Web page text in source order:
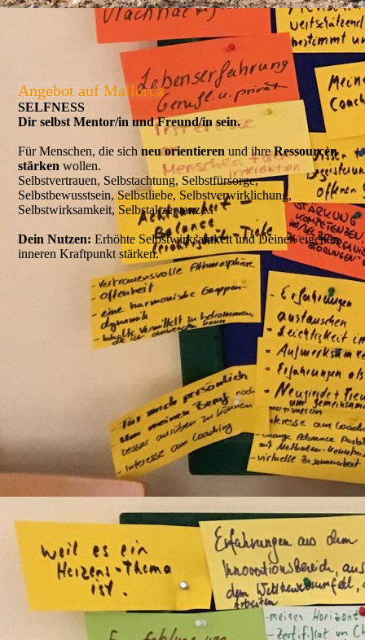
Angebot auf Mallorca
SELFNESS
Dir selbst Mentor/in und Freund/in sein.
Für Menschen, die sichneu orientierenund ihreRessourcen
stärkenwollen.
Selbstvertrauen, Selbstachtung, Selbstfürsorge,
Selbstbewusstsein, Selbstliebe, Selbstverwirklichung,
Selbstwirksamkeit, Selbstakzeptanz,...
Dein Nutzen:Erhöhte Selbstwirksamkeit und Deinen eigenen
inneren Kraftpunkt stärken.